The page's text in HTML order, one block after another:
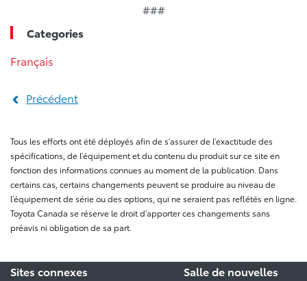
###
Categories
Français
Précédent
Tous les efforts ont été déployés afin de s’assurer de l’exactitude des
spécifications, de l’équipement et du contenu du produit sur ce site en
fonction des informations connues au moment de la publication. Dans
certains cas, certains changements peuvent se produire au niveau de
l’équipement de série ou des options, qui ne seraient pas reflétés en ligne.
Toyota Canada se réserve le droit d’apporter ces changements sans
préavis ni obligation de sa part.
Sites connexes
Salle de nouvelles